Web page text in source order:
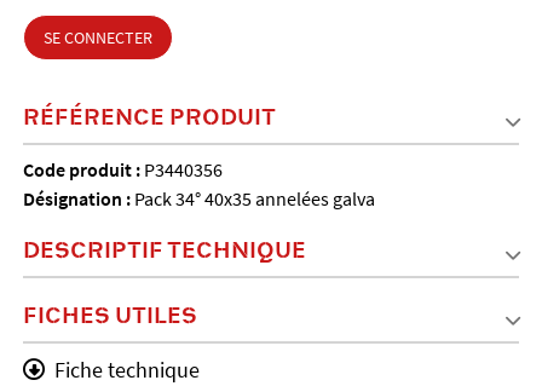
SE CONNECTER
RÉFÉRENCE PRODUIT
Code produit : P3440356
Désignation : Pack 34° 40x35 annelées galva
DESCRIPTIF TECHNIQUE
FICHES UTILES
Fiche technique